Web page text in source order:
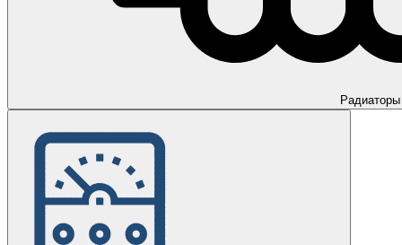
Радиаторы